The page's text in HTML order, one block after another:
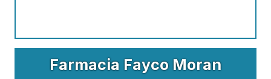
Farmacia Fayco Moran